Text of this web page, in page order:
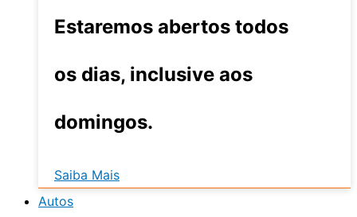
Estaremos abertos todos
os dias, inclusive aos
domingos.
Saiba Mais
Autos